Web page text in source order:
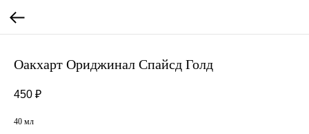
Оакхарт Ориджинал Спайсд Голд
450 ₽
40 мл